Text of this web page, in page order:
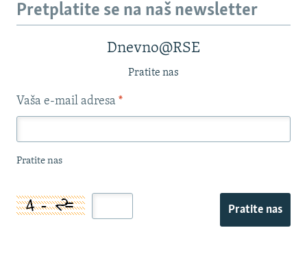
Pretplatite se na naš newsletter
Dnevno@RSE
Pratite nas
Vaša e-mail adresa *
Pratite nas
Pratite nas